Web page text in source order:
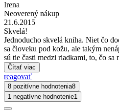
Irena
Neoverený nákup
21.6.2015
Skvelá!
Jednoducho skvelá kniha. Niet čo
sa človeku pod kožu, ale takým
sú tie časti medzi riadkami, to, čo sa
Čítať viac
reagovať
8 pozitívne hodnotenia8
1 negatívne hodnotenie1